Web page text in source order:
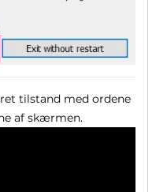
tilstand med ordene
af skærmen.